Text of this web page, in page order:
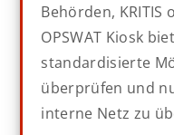
Behörden,
OPSWAT Kiosk
standardisierte
überprüfen und
interne Netz zu